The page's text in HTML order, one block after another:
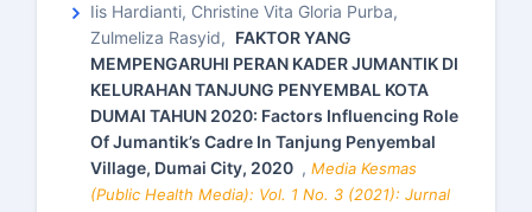
Iis Hardianti, Christine Vita Gloria Purba,
Zulmeliza Rasyid, FAKTOR YANG
MEMPENGARUHI PERAN KADER JUMANTIK DI
KELURAHAN TANJUNG PENYEMBAL KOTA
DUMAI TAHUN 2020: Factors Influencing Role
Of Jumantik’s Cadre In Tanjung Penyembal
Village, Dumai City, 2020 , Media Kesmas
(Public Health Media): Vol. 1 No. 3 (2021): Jurnal